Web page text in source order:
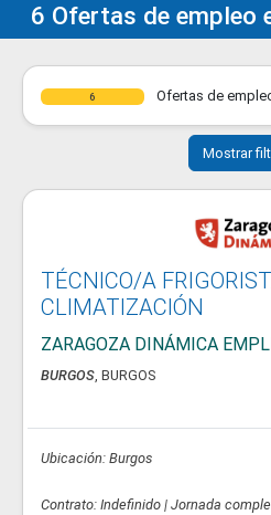
6 Ofertas de empleo
6 Ofertas de
Mostrar
TÉCNICO/A
CLIMATIZACIÓN
ZARAGOZA DINÁMICA
BURGOS, BURGOS
Ubicación: Burgos
Contrato: Indefinido | Jornada